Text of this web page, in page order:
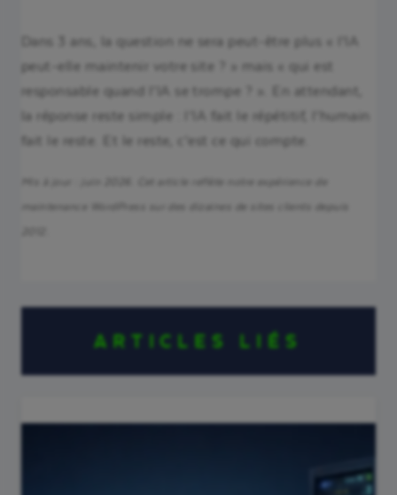
Dans 3 ans, la question ne sera peut-être plus « l’IA
peut-elle maintenir votre site ? » mais « qui est
responsable quand l’IA se trompe ? ». En attendant,
la réponse reste simple : l’IA fait le répétitif, l’humain
fait le reste. Et le reste, c’est ce qui compte.
ARTICLES LIÉS